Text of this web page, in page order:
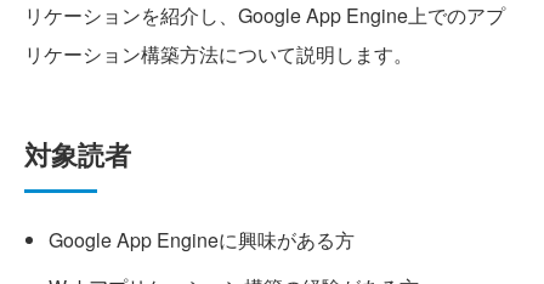
リケーションを紹介し、Google App Engine上でのアプ
リケーション構築方法について説明します。
対象読者
Google App Engineに興味がある方